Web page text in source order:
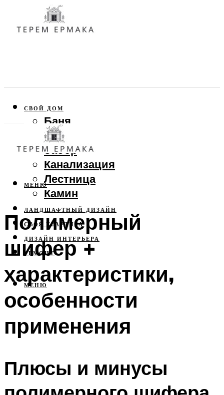
СВОЙ ДОМ
Баня
Веранда
Забор
Канализация
Лестница
Камин
ЛАНДШАФТНЫЙ ДИЗАЙН
СВОЯ КВАРТИРА
ДИЗАЙН ИНТЕРЬЕРА
РЕМОНТ
МЕНЮ
МЕНЮ
Полимерный
шифер +
характеристики,
особенности
применения
Плюсы и минусы